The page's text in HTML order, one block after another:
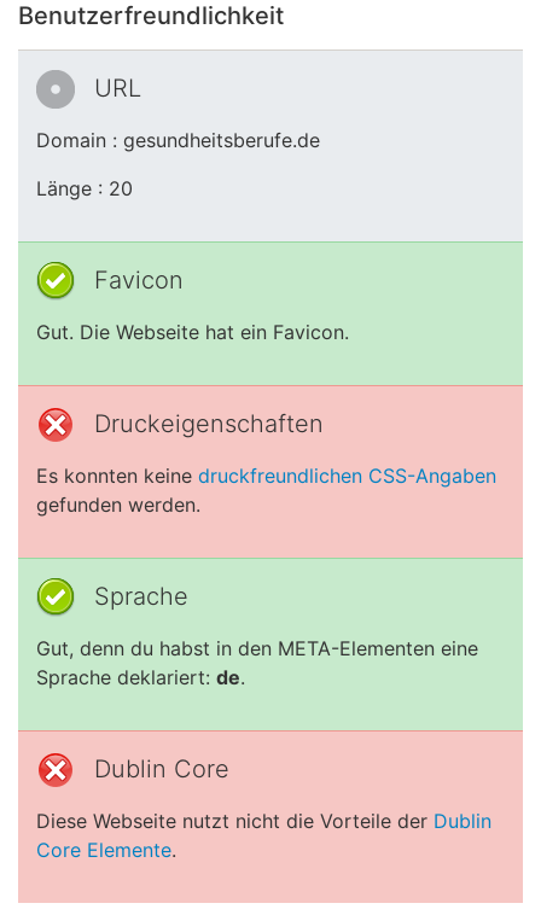
Benutzerfreundlichkeit
URL
Domain : gesundheitsberufe.de
Länge : 20
Favicon
Gut. Die Webseite hat ein Favicon.
Druckeigenschaften
Es konnten keine druckfreundlichen CSS-Angaben
gefunden werden.
Sprache
Gut, denn du habst in den META-Elementen eine
Sprache deklariert: de.
Dublin Core
Diese Webseite nutzt nicht die Vorteile der Dublin
Core Elemente.